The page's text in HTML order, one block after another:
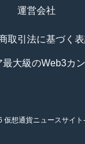
運営会社
取引法に基づく
大級のWeb3カ
仮想通貨ニュースサイ